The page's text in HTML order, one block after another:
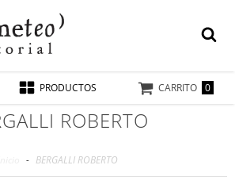
PRODUCTOS CARRITO 0
ROBERTO
- BERGALLI ROBERTO